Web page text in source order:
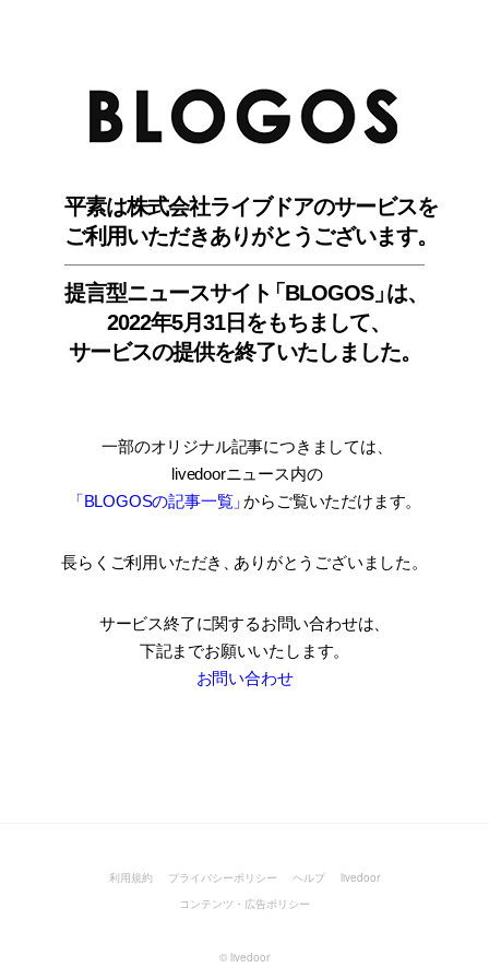
平素は株式会社ライブドアのサービスを
ご利用いただきありがとうございます。
提言型ニュースサイ ト「BLOGOS」は、
2022年5月31日をもちまして、
サービスの提供を終了いたしました。
一部のオリジナル記事につきましては
livedoorニュース内の
「BLOGOSの記事一覧」からご覧いただけます。
長らくご利用いただき ありがとうございました。
サービス終了に関するお問い合わせは、
下記までお願いいたします。
お問い合わせ
利用規約 プライバシーポリシー ヘルプ
livedoor
コンテンツ・広告ポリシー
© livedoor